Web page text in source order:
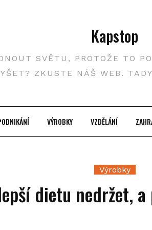
Kapstop
SVĚTU, PROTOŽE TO
ZKUSTE NÁŠ WEB.
VÝROBKY VZDĚLÁNÍ
Výrobky
dietu nedržet,